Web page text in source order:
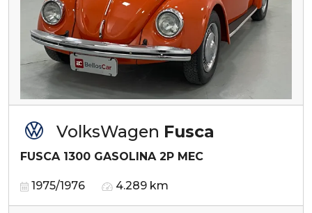
VolksWagen Fusca
FUSCA 1300 GASOLINA 2P MEC
1975/1976 4.289 km